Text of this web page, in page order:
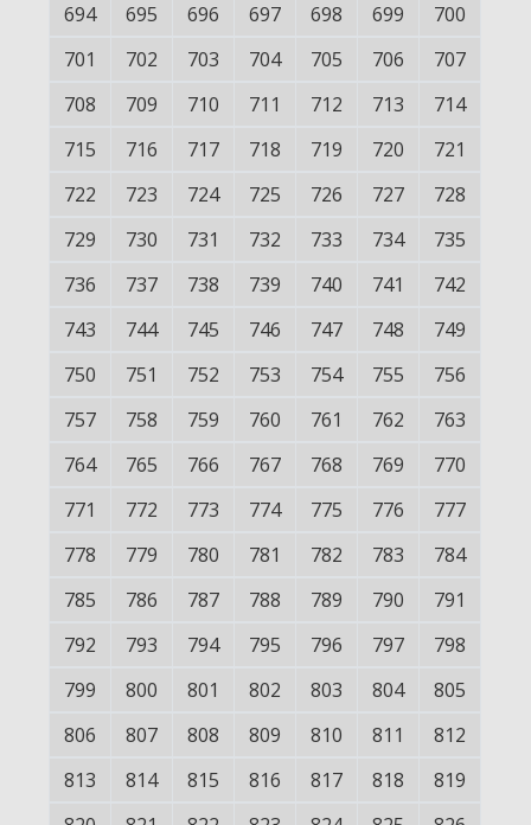
694
695 696 697 698 699
700
701
702 703 704 705 706
707
708
709 710 711 712 713
714
715
716 717 718 719 720
721
722
723 724 725 726 727
728
729
730 731 732 733 734
735
736
737 738 739 740 741
742
743
744 745 746 747 748
749
750
751 752 753 754 755
756
757
758 759 760 761 762
763
764
765 766 767 768 769
770
771
772 773 774 775 776
777
778
779 780 781 782 783
784
785
786 787 788 789 790
791
792
793 794 795 796 797
798
799
800 801 802 803 804
805
806
807 808 809 810 811
812
813
814 815 816 817 818
819